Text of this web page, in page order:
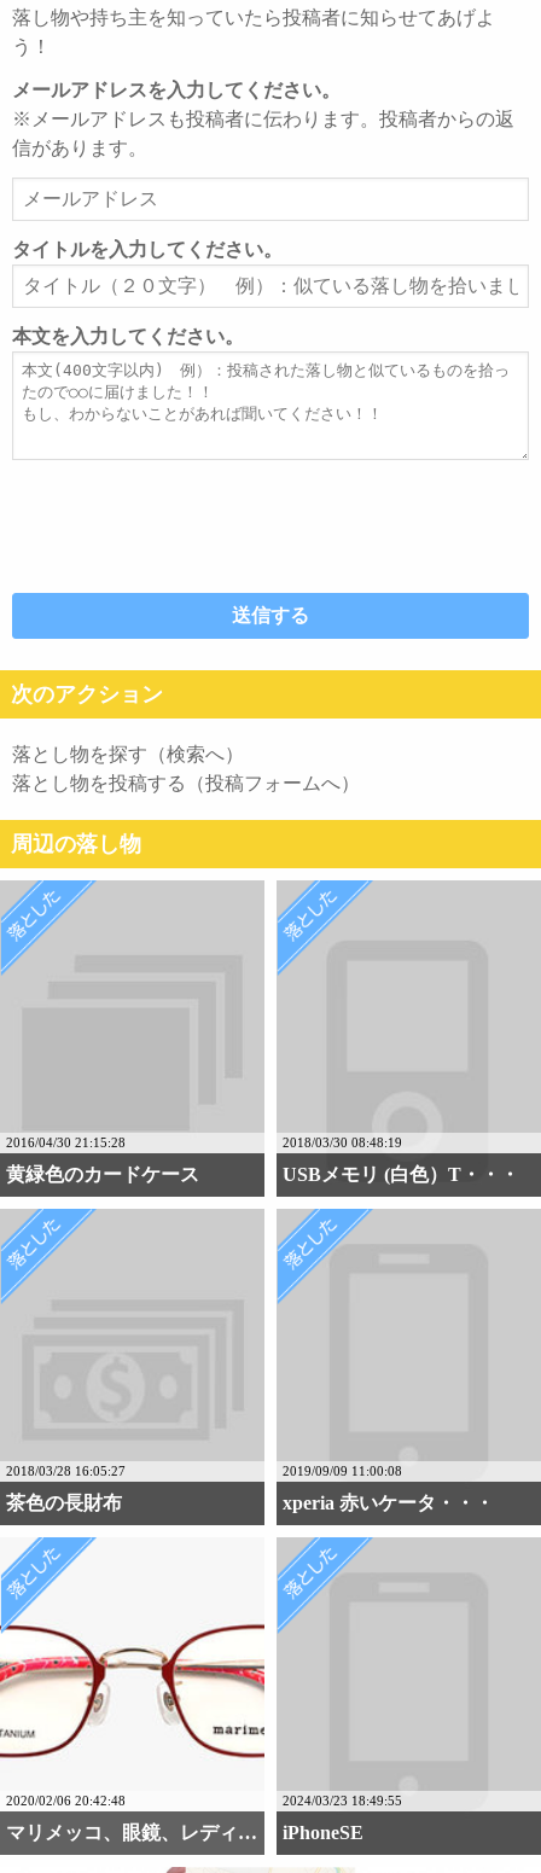
落し物や持ち主を知っていたら投稿者に知らせてあげよ
う！
メールアドレスを入力してください。
※メールアドレスも投稿者に伝わります。投稿者からの返
信があります。
ー
ル
ア
ド
レ
ス
タイトルを入力してください。
タ
イ
ト
ル
本文を入力してください。
本
文
次のアクション
落とし物を探す（検索へ）
落とし物を投稿する（投稿フォームへ）
周辺の落し物
2016/04/30 21:15:28
黄緑色のカードケース
2018/03/30 08:48:19
USBメモリ (白色）T・・・
2018/03/28 16:05:27
茶色の長財布
2019/09/09 11:00:08
xperia 赤いケータ・・・
2020/02/06 20:42:48
マリメッコ、眼鏡、レディース
2024/03/23 18:49:55
iPhoneSE